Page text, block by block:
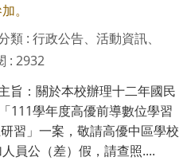
。
類 : 行政公告、活動資訊、
: 2932
：關於本校辦理十二年國民
111學年度高優前導數位學習
習」一案，敬請高優中區學校
員公（差）假，請查照....